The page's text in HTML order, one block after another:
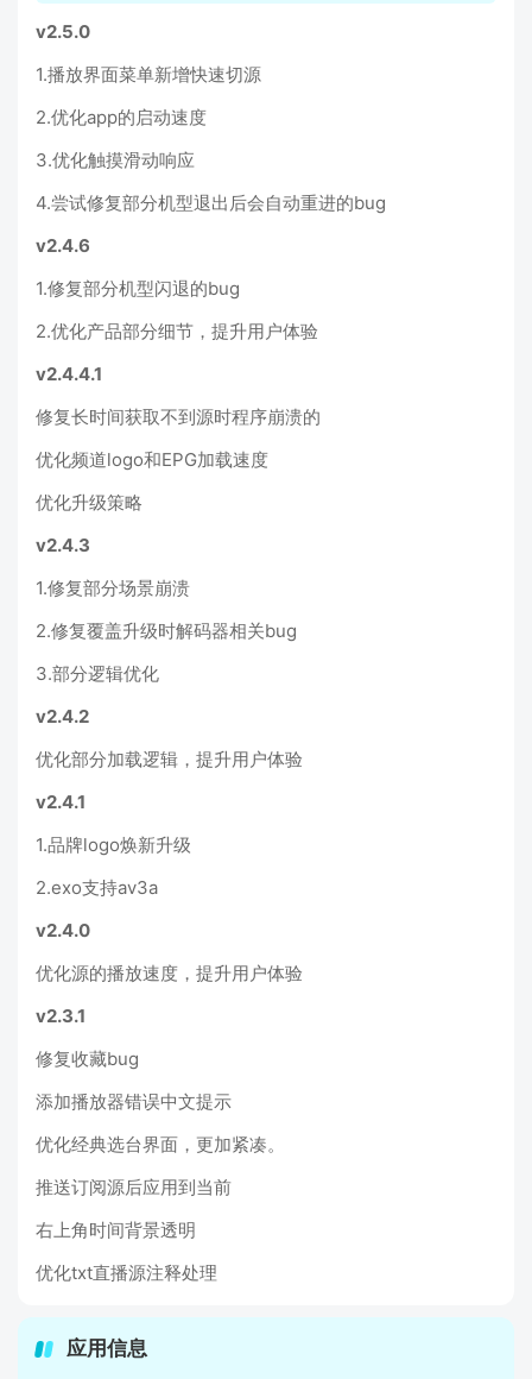
v2.5.0
1.播放界面菜单新增快速切源
2.优化app的启动速度
3.优化触摸滑动响应
4.尝试修复部分机型退出后会自动重进的bug
v2.4.6
1.修复部分机型闪退的bug
2.优化产品部分细节，提升用户体验
v2.4.4.1
修复长时间获取不到源时程序崩溃的
优化频道logo和EPG加载速度
优化升级策略
v2.4.3
1.修复部分场景崩溃
2.修复覆盖升级时解码器相关bug
3.部分逻辑优化
v2.4.2
优化部分加载逻辑，提升用户体验
v2.4.1
1.品牌logo焕新升级
2.exo支持av3a
v2.4.0
优化源的播放速度，提升用户体验
v2.3.1
修复收藏bug
添加播放器错误中文提示
优化经典选台界面，更加紧凑。
推送订阅源后应用到当前
右上角时间背景透明
优化txt直播源注释处理
应用信息